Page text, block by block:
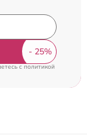
cполитикой